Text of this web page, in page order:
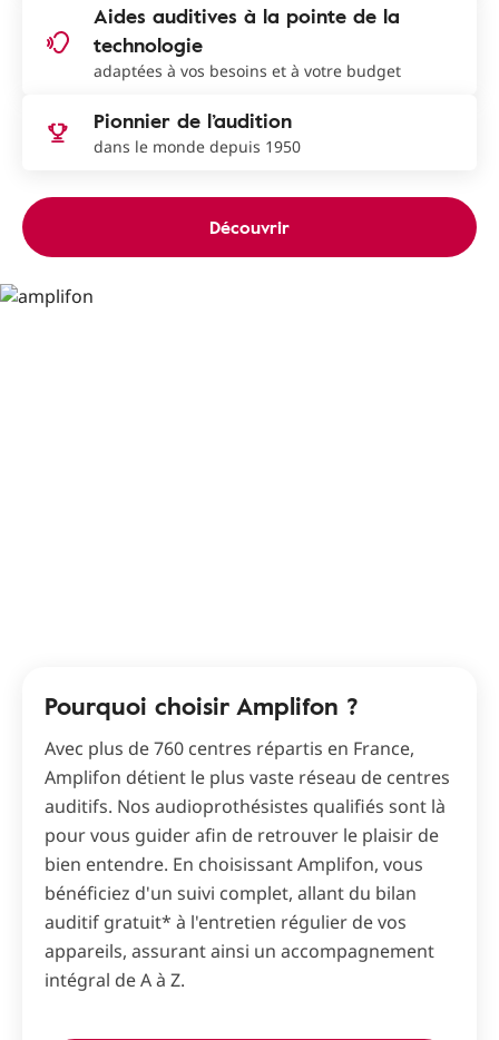
Aides auditives à la pointe de la
technologie
adaptées à vos besoins et à votre budget
Pionnier de l’audition
dans le monde depuis 1950
Découvrir
Pourquoi choisir Amplifon ?
Avec plus de 760 centres répartis en France,
Amplifon détient le plus vaste réseau de centres
auditifs. Nos audioprothésistes qualifiés sont là
pour vous guider afin de retrouver le plaisir de
bien entendre. En choisissant Amplifon, vous
bénéficiez d'un suivi complet, allant du bilan
auditif gratuit* à l'entretien régulier de vos
appareils, assurant ainsi un accompagnement
intégral de A à Z.